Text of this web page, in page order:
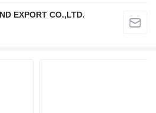
EXPORT CO.,LTD.